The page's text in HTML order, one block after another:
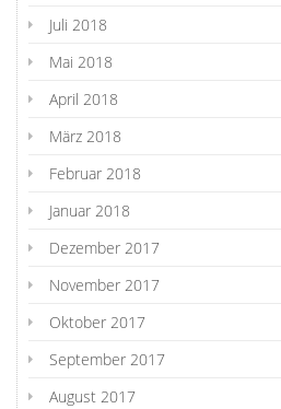
Juli 2018
Mai 2018
April 2018
März 2018
Februar 2018
Januar 2018
Dezember 2017
November 2017
Oktober 2017
September 2017
August 2017